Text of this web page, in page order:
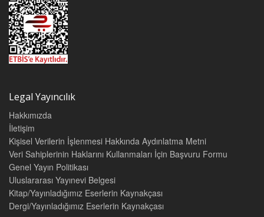
Legal Yayıncılık
Hakkımızda
İletişim
Kişisel Verilerin İşlenmesi Hakkında Aydınlatma Metni
Veri Sahiplerinin Haklarını Kullanmaları İçin Başvuru Formu
Genel Yayın Politikası
Uluslararası Yayınevi Belgesi
Kitap/Yayınladığımız Eserlerin Kaynakçası
Dergi/Yayınladığımız Eserlerin Kaynakçası